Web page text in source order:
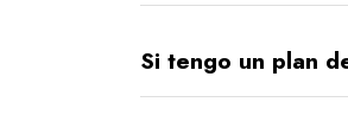
Si tengo un plan